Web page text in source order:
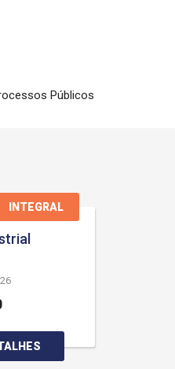
Públicos
INTEGRAL